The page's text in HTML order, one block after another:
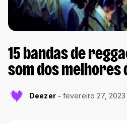
15 bandas de
som dos melhores
Deezer fevereiro 27, 2023